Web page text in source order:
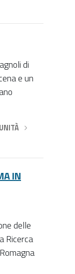
di
e un
IN
delle
Ricerca